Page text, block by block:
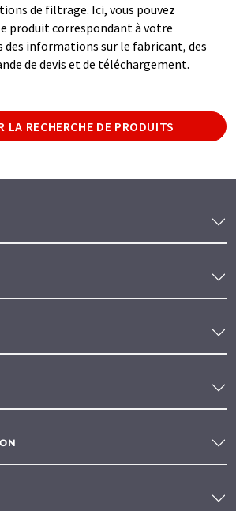
de filtrage. Ici, vous pouvez
produit correspondant à votre
des informations sur le fabricant, des
de devis et de téléchargement.
LA RECHERCHE DE PRODUITS